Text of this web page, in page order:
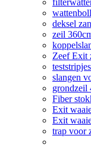
deksel
zeil
Zeef Exit
slangen
grondzeil
Fiber
Exit
Exit
trap voor